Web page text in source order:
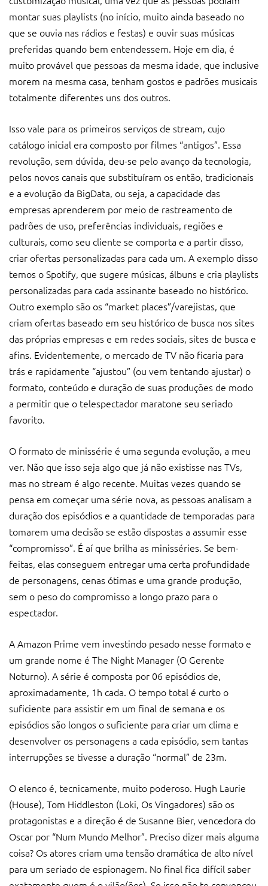
montar suas playlists (no início, muito ainda baseado no
que se ouvia nas rádios e festas) e ouvir suas músicas
preferidas quando bem entendessem. Hoje em dia, é
muito provável que pessoas da mesma idade, que inclusive
morem na mesma casa, tenham gostos e padrões musicais
totalmente diferentes uns dos outros.
Isso vale para os primeiros serviços de stream, cujo
catálogo inicial era composto por filmes “antigos”. Essa
revolução, sem dúvida, deu-se pelo avanço da tecnologia,
pelos novos canais que substituíram os então, tradicionais
e a evolução da BigData, ou seja, a capacidade das
empresas aprenderem por meio de rastreamento de
padrões de uso, preferências individuais, regiões e
culturais, como seu cliente se comporta e a partir disso,
criar ofertas personalizadas para cada um. A exemplo disso
temos o Spotify, que sugere músicas, álbuns e cria playlists
personalizadas para cada assinante baseado no histórico.
Outro exemplo são os “market places”/varejistas, que
criam ofertas baseado em seu histórico de busca nos sites
das próprias empresas e em redes sociais, sites de busca e
afins. Evidentemente, o mercado de TV não ficaria para
trás e rapidamente “ajustou” (ou vem tentando ajustar) o
formato, conteúdo e duração de suas produções de modo
a permitir que o telespectador maratone seu seriado
favorito.
O formato de minissérie é uma segunda evolução, a meu
ver. Não que isso seja algo que já não existisse nas TVs,
mas no stream é algo recente. Muitas vezes quando se
pensa em começar uma série nova, as pessoas analisam a
duração dos episódios e a quantidade de temporadas para
tomarem uma decisão se estão dispostas a assumir esse
“compromisso”. É aí que brilha as minisséries. Se bem-
feitas, elas conseguem entregar uma certa profundidade
de personagens, cenas ótimas e uma grande produção,
sem o peso do compromisso a longo prazo para o
espectador.
A Amazon Prime vem investindo pesado nesse formato e
um grande nome é The Night Manager (O Gerente
Noturno). A série é composta por 06 episódios de,
aproximadamente, 1h cada. O tempo total é curto o
suficiente para assistir em um final de semana e os
episódios são longos o suficiente para criar um clima e
desenvolver os personagens a cada episódio, sem tantas
interrupções se tivesse a duração “normal” de 23m.
O elenco é, tecnicamente, muito poderoso. Hugh Laurie
(House), Tom Hiddleston (Loki, Os Vingadores) são os
protagonistas e a direção é de Susanne Bier, vencedora do
Oscar por “Num Mundo Melhor”. Preciso dizer mais alguma
coisa? Os atores criam uma tensão dramática de alto nível
para um seriado de espionagem. No final fica difícil saber